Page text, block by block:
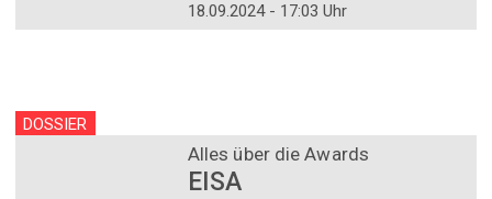
18.09.2024 - 17:03 Uhr
DOSSIER
Alles über die Awards
EISA